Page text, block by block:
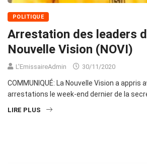
POLITIQUE
Arrestation des leaders
Nouvelle Vision (NOVI)
L'EmissaireAdmin 30/11/2020
COMMUNIQUÉ: La Nouvelle Vision a appris
arrestations le week-end dernier de la
LIRE PLUS